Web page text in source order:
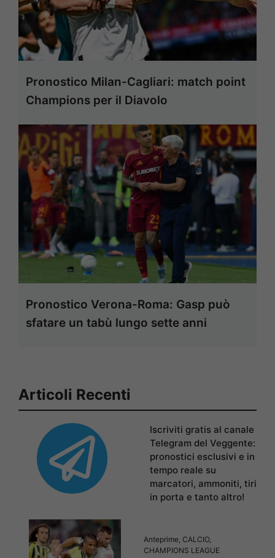
Pronostico Milan-Cagliari: match point
Champions per il Diavolo
Pronostico Verona-Roma: Gasp può
sfatare un tabù lungo sette anni
Articoli Recenti
Iscriviti gratis al canale
Telegram del Veggente:
pronostici esclusivi e in
tempo reale su
marcatori, ammoniti, tiri
in porta e tanto altro!
Anteprime CALCIO,
CHAMPIONS LEAGUE